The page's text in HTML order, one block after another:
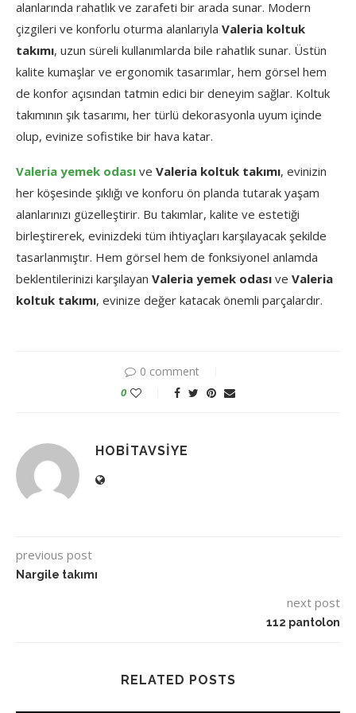
alanlarında rahatlık ve zarafeti bir arada sunar. Modern
çizgileri ve konforlu oturma alanlarıyla Valeria koltuk
takımı, uzun süreli kullanımlarda bile rahatlık sunar. Üstün
kalite kumaşlar ve ergonomik tasarımlar, hem görsel hem
de konfor açısından tatmin edici bir deneyim sağlar. Koltuk
takımının şık tasarımı, her türlü dekorasyonla uyum içinde
olup, evinize sofistike bir hava katar.
Valeria yemek odası ve Valeria koltuk takımı, evinizin
her köşesinde şıklığı ve konforu ön planda tutarak yaşam
alanlarınızı güzelleştirir. Bu takımlar, kalite ve estetiği
birleştirerek, evinizdeki tüm ihtiyaçları karşılayacak şekilde
tasarlanmıştır. Hem görsel hem de fonksiyonel anlamda
beklentilerinizi karşılayan Valeria yemek odası ve Valeria
koltuk takımı, evinize değer katacak önemli parçalardır.
0 comment
0
HOBITAVSIYE
previous post
Nargile takımı
next post
112 pantolon
RELATED POSTS